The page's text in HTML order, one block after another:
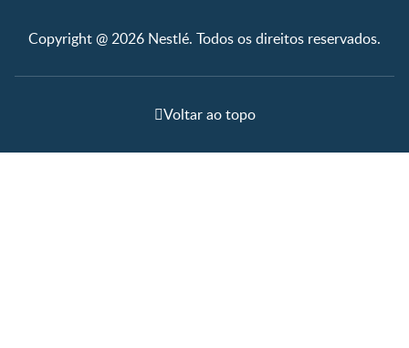
Copyright @ 2026 Nestlé. Todos os direitos reservados.
Voltar ao topo